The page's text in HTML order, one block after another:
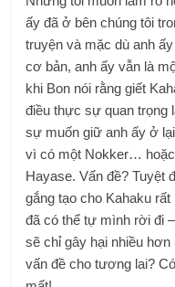
ấy đã ở bên chúng tôi
truyện và mặc dù anh
cơ bản, anh ấy vẫn là
khi Bon nói rằng giết
điều thực sự quan trọng
sự muốn giữ anh ấy ở
vì có một Nokker…
Hayase. Vấn đề? Tuyệt
gắng tạo cho Kahaku
đã có thể tự mình rời đi
sẽ chỉ gây hại nhiều
vấn đề cho tương lai?